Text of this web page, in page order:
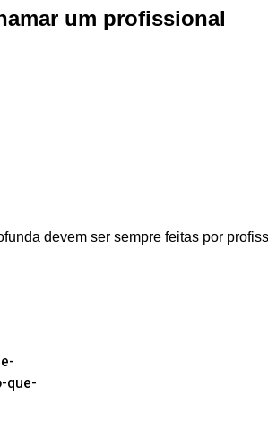
um profissional
devem ser sempre feitas por